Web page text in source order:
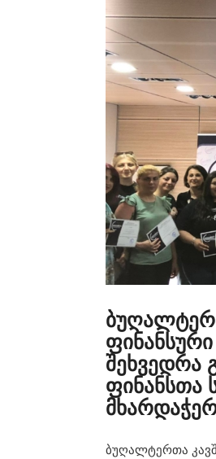
შეხვედრა
ფინანსთა
ბუღალტერთა